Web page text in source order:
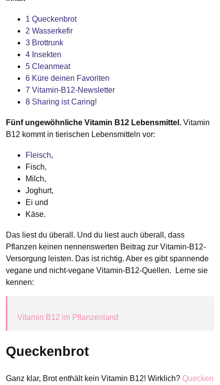
1 Queckenbrot
2 Wasserkefir
3 Brottrunk
4 Insekten
5 Cleanmeat
6 Küre deinen Favoriten
7 Vitamin-B12-Newsletter
8 Sharing ist Caring!
Fünf ungewöhnliche Vitamin B12 Lebensmittel. Vitamin
B12 kommt in tierischen Lebensmitteln vor:
Fleisch,
Fisch,
Milch,
Joghurt,
Ei und
Käse.
Das liest du überall. Und du liest auch überall, dass
Pflanzen keinen nennenswerten Beitrag zur Vitamin-B12-
Versorgung leisten. Das ist richtig. Aber es gibt spannende
vegane und nicht-vegane Vitamin-B12-Quellen. Lerne sie
kennen:
Vitamin B12 im Pflanzenland
Queckenbrot
Ganz klar, Brot enthält kein Vitamin B12! Wirklich? Quecken